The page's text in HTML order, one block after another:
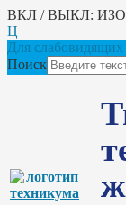
ВКЛ / ВЫКЛ:
Ц
Для слабовидящих
Поиск